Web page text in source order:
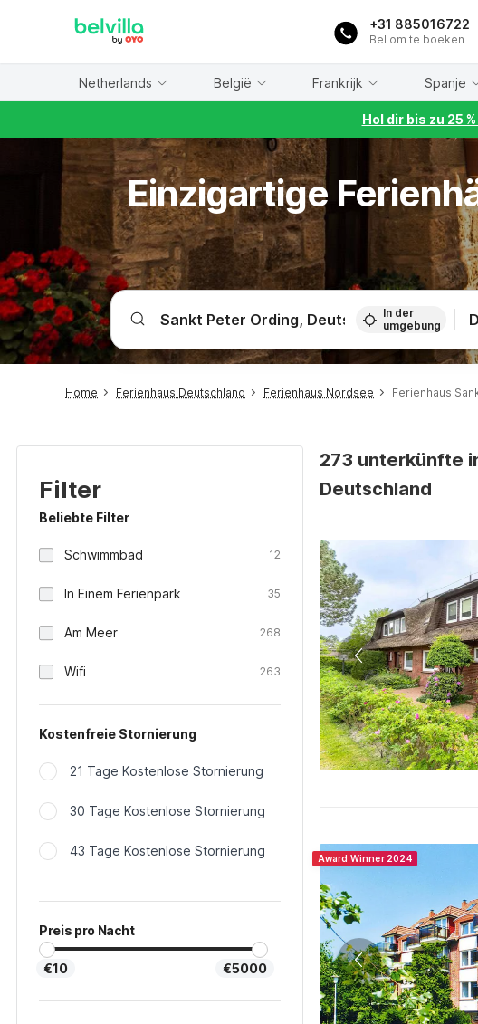
+31 885016722
Bel om te boeken
Netherlands België Frankrijk Spanje
Hol dir bis zu 25
Einzigartige
In der
umgebung
Home Ferienhaus Deutschland Ferienhaus Nordsee Ferienhaus
Filter
Beliebte Filter
Schwimmbad 12
In Einem Ferienpark 35
Am Meer 268
Wifi 263
Kostenfreie Stornierung
21 Tage Kostenlose Stornierung
30 Tage Kostenlose Stornierung
43 Tage Kostenlose Stornierung
Preis pro Nacht
€10 €5000
273 unterkünfte
Deutschland
Award Winner 2024